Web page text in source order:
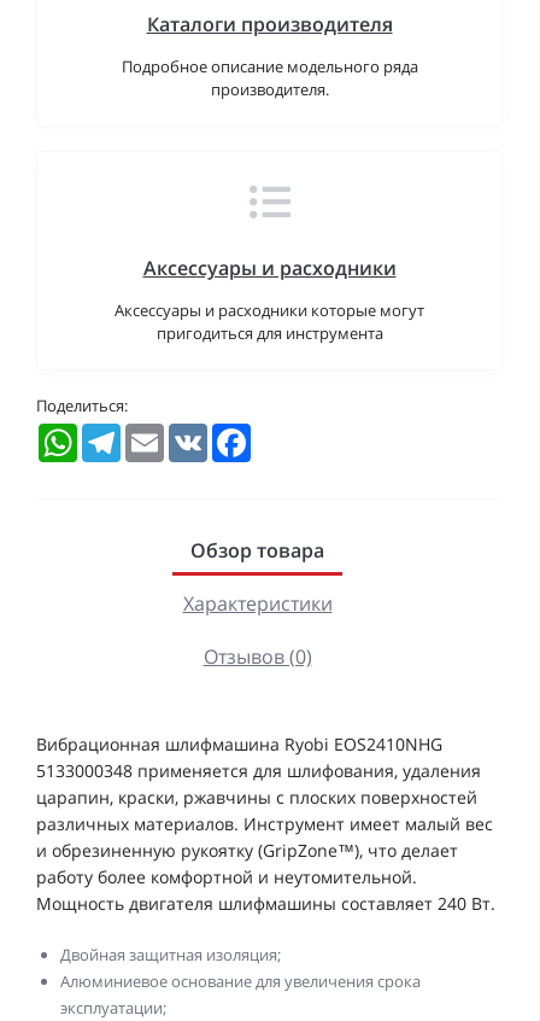
Каталоги производителя
Подробное описание модельного ряда
производителя.
Аксессуары и расходники
Аксессуары и расходники которые могут
пригодиться для инструмента
Поделиться:
WhatsAppTelegramEmail VK
Обзор товара
Характеристики
Отзывов (0)
Вибрационная шлифмашина Ryobi EOS2410NHG
5133000348 применяется для шлифования, удаления
царапин, краски, ржавчины с плоских поверхностей
различных материалов. Инструмент имеет малый вес
и обрезиненную рукоятку (GripZone™), что делает
работу более комфортной и неутомительной.
Мощность двигателя шлифмашины составляет 240 Вт.
Двойная защитная изоляция;
Алюминиевое основание для увеличения срока
эксплуатации;